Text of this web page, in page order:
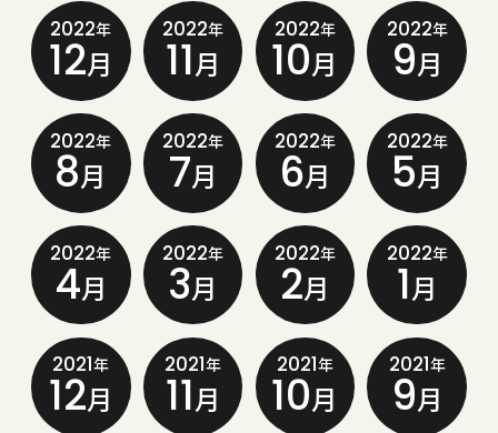
2022年
12月
2022年
11月
2022年
10月
2022年
9月
2022年
8月
2022年
7月
2022年
6月
2022年
5月
2022年
4月
2022年
3月
2022年
2月
2022年
1月
2021年
12月
2021年
11月
2021年
10月
2021年
9月